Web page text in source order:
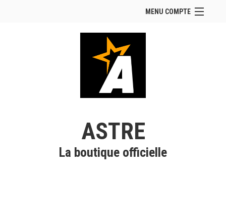
MENU COMPTE
Site Web du club
Facebook
Se connecter
Panier (vide )
ASTRE
La boutique officielle